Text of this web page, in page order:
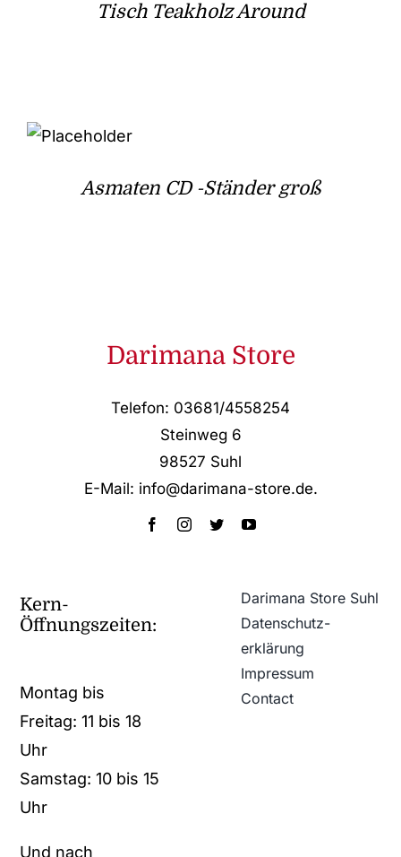
Tisch Teakholz Around
Asmaten CD -Ständer groß
Darimana Store
Telefon: 03681/4558254
Steinweg 6
98527 Suhl
E-Mail: info@darimana-store.de.
Kern-
Öffnungszeiten:
Montag bis
Freitag: 11 bis 18
Uhr
Samstag: 10 bis 15
Uhr
Und nach
Darimana Store Suhl
Datenschutz­
erklärung
Impressum
Contact